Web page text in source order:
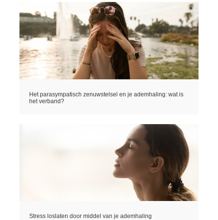
Het parasympatisch zenuwstelsel en je ademhaling: wat is
het verband?
Stress loslaten door middel van je ademhaling